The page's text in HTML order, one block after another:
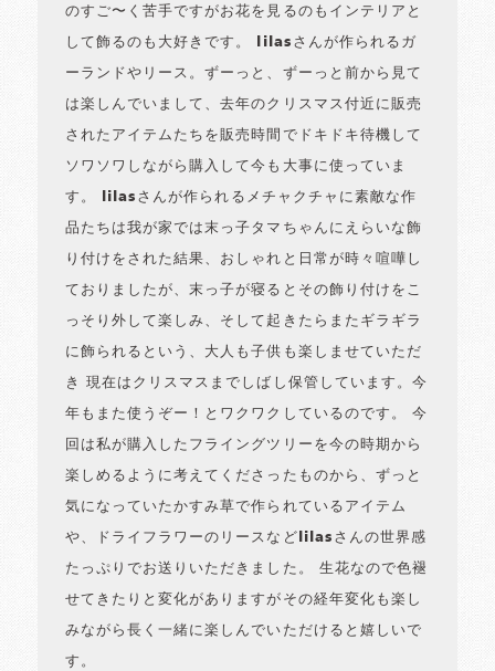
のすご〜く苦手ですがお花を見るのもインテリアと
して飾るのも大好きです。 lilasさんが作られるガ
ーランドやリース。ずーっと、ずーっと前から見て
は楽しんでいまして、去年のクリスマス付近に販売
されたアイテムたちを販売時間でドキドキ待機して
ソワソワしながら購入して今も大事に使っていま
す。 lilasさんが作られるメチャクチャに素敵な作
品たちは我が家では末っ子タマちゃんにえらいな飾
り付けをされた結果、おしゃれと日常が時々喧嘩し
ておりましたが、末っ子が寝るとその飾り付けをこ
っそり外して楽しみ、そして起きたらまたギラギラ
に飾られるという、大人も子供も楽しませていただ
き 現在はクリスマスまでしばし保管しています。今
年もまた使うぞー！とワクワクしているのです。 今
回は私が購入したフライングツリーを今の時期から
楽しめるように考えてくださったものから、ずっと
気になっていたかすみ草で作られているアイテム
や、ドライフラワーのリースなどlilasさんの世界感
たっぷりでお送りいただきました。 生花なので色褪
せてきたりと変化がありますがその経年変化も楽し
みながら長く一緒に楽しんでいただけると嬉しいで
す。